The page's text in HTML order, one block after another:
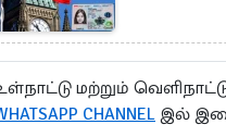
மற்றும்
CHANNEL இல்